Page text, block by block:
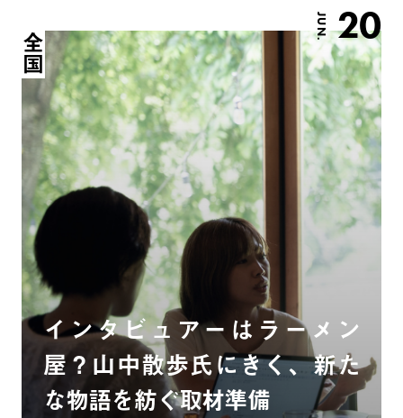
JUN. 20
全国
インタビュアーはラーメン
屋？山中散歩氏にきく、新た
な物語を紡ぐ取材準備